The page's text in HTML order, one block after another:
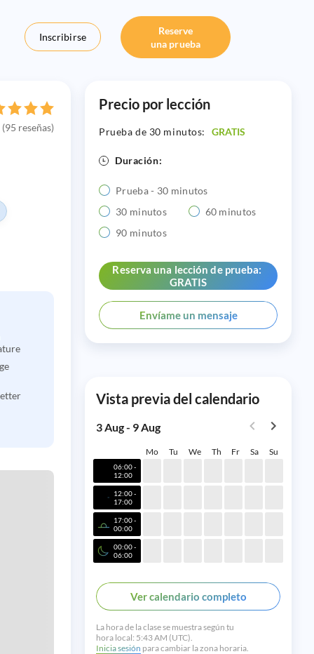
Inscribirse
Reserve
una prueba
(95 reseñas)
Precio por lección
Prueba de 30 minutos: GRATIS
Duración:
Prueba - 30 minutos
30 minutos
60 minutos
90 minutos
Reserva una lección de prueba:
GRATIS
Envíame un mensaje
Vista previa del calendario
3 Aug - 9 Aug
Mo Tu We Th Fr Sa Su
06:00 -
12:00
12:00 -
17:00
17:00 -
00:00
00:00 -
06:00
Ver calendario completo
La hora de la clase se muestra según tu
hora local: 5:43 AM (UTC).
Inicia sesión para cambiar la zona horaria.